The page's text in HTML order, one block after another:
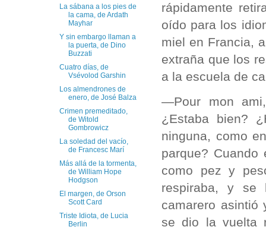
rápidamente
oído para los
miel en Francia,
extraña que los
a la escuela de
—Pour mon
¿Estaba bien?
ninguna, como
parque?
como pez y
respiraba, y se
camarero asintió
se dio la vuelta
La sábana a los pies de
la cama, de Ardath
Mayhar
Y sin embargo llaman a
la puerta, de Dino
Buzzati
Cuatro días, de
Vsévolod Garshin
Los almendrones de
enero, de José Balza
Crimen premeditado,
de Witold
Gombrowicz
La soledad del vacío,
de Francesc Marí
Más allá de la tormenta,
de William Hope
Hodgson
El margen, de Orson
Scott Card
Triste Idiota, de Lucia
Berlin